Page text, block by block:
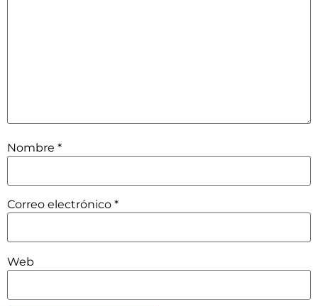
Nombre *
Correo electrónico *
Web